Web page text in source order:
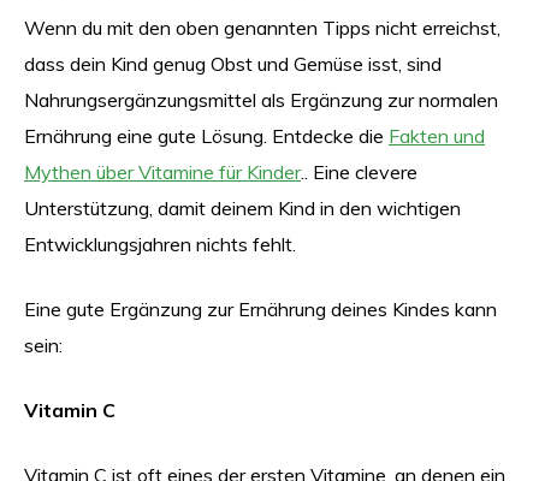
Wenn du mit den oben genannten Tipps nicht erreichst,
dass dein Kind genug Obst und Gemüse isst, sind
Nahrungsergänzungsmittel als Ergänzung zur normalen
Ernährung eine gute Lösung. Entdecke die Fakten und
Mythen über Vitamine für Kinder.. Eine clevere
Unterstützung, damit deinem Kind in den wichtigen
Entwicklungsjahren nichts fehlt.
Eine gute Ergänzung zur Ernährung deines Kindes kann
sein:
Vitamin C
Vitamin C ist oft eines der ersten Vitamine, an denen ein